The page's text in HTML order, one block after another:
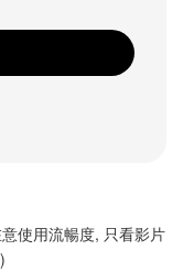
使用流暢度, 只看影片